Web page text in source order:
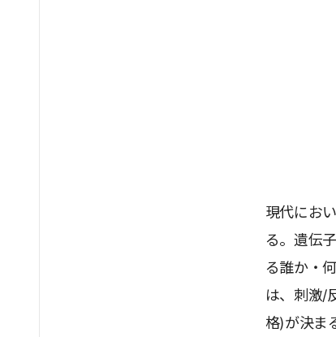
現代にお
る。遺伝
る誰か・
は、刺激/
格)が決ま